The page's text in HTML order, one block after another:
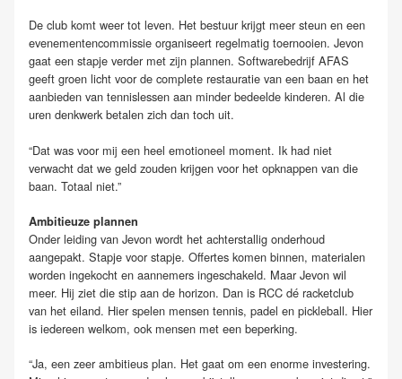
De club komt weer tot leven. Het bestuur krijgt meer steun en een
evenementencommissie organiseert regelmatig toernooien. Jevon
gaat een stapje verder met zijn plannen. Softwarebedrijf AFAS
geeft groen licht voor de complete restauratie van een baan en het
aanbieden van tennislessen aan minder bedeelde kinderen. Al die
uren denkwerk betalen zich dan toch uit.
“Dat was voor mij een heel emotioneel moment. Ik had niet
verwacht dat we geld zouden krijgen voor het opknappen van die
baan. Totaal niet.”
Ambitieuze plannen
Onder leiding van Jevon wordt het achterstallig onderhoud
aangepakt. Stapje voor stapje. Offertes komen binnen, materialen
worden ingekocht en aannemers ingeschakeld. Maar Jevon wil
meer. Hij ziet die stip aan de horizon. Dan is RCC dé racketclub
van het eiland. Hier spelen mensen tennis, padel en pickleball. Hier
is iedereen welkom, ook mensen met een beperking.
“Ja, een zeer ambitieus plan. Het gaat om een enorme investering.